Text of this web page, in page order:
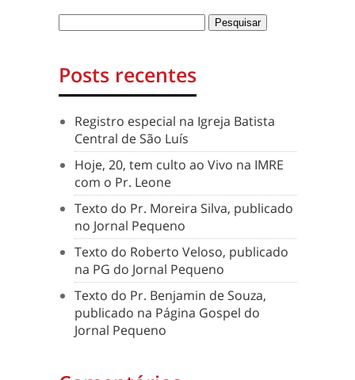
Posts recentes
Registro especial na Igreja Batista
Central de São Luís
Hoje, 20, tem culto ao Vivo na IMRE
com o Pr. Leone
Texto do Pr. Moreira Silva, publicado
no Jornal Pequeno
Texto do Roberto Veloso, publicado
na PG do Jornal Pequeno
Texto do Pr. Benjamin de Souza,
publicado na Página Gospel do
Jornal Pequeno